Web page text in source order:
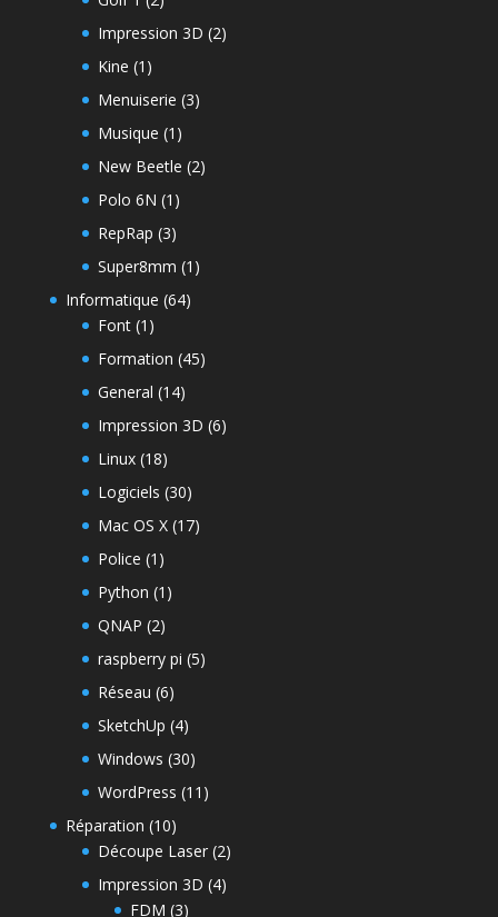
Impression 3D (2)
Kine (1)
Menuiserie (3)
Musique (1)
New Beetle (2)
Polo 6N (1)
RepRap (3)
Super8mm (1)
Informatique (64)
Font(1)
Formation (45)
General (14)
Impression 3D (6)
Linux(18)
Logiciels (30)
Mac OS X(17)
Police (1)
Python (1)
QNAP (2)
raspberry pi (5)
Réseau (6)
SketchUp (4)
Windows (30)
WordPress (11)
Réparation (10)
Découpe Laser(2)
Impression 3D (4)
FDM (3)